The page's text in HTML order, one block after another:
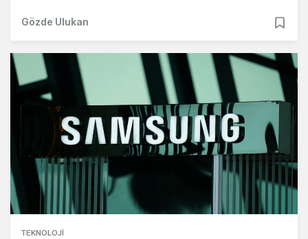
Gözde Ulukan
TEKNOLOJI